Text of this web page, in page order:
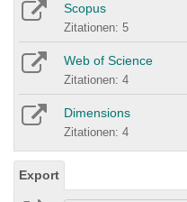
Scopus
Zitationen: 5
Web of Science
Zitationen: 4
Dimensions
Zitationen: 4
Export